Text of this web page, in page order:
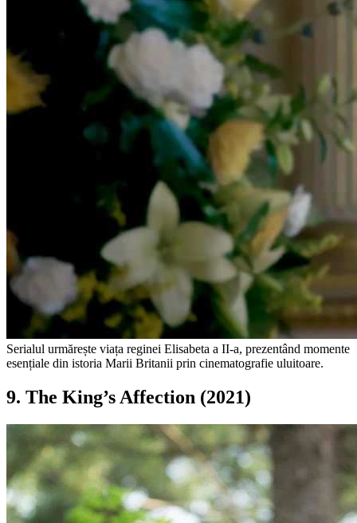
Serialul urmărește viața reginei Elisabeta a II-a, prezentând momente
esențiale din istoria Marii Britanii prin cinematografie uluitoare.
9. The King’s Affection (2021)